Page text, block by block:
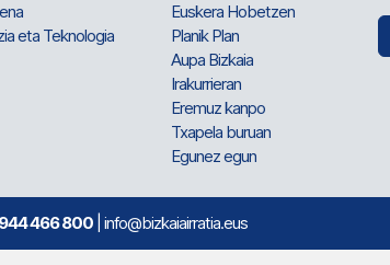
eta Teknologia
Euskera Hobetzen
Planik Plan
Aupa Bizkaia
Irakurrieran
Eremuz kanpo
Txapela buruan
Egunez egun
944 466 800 | info@bizkaiairratia.eus